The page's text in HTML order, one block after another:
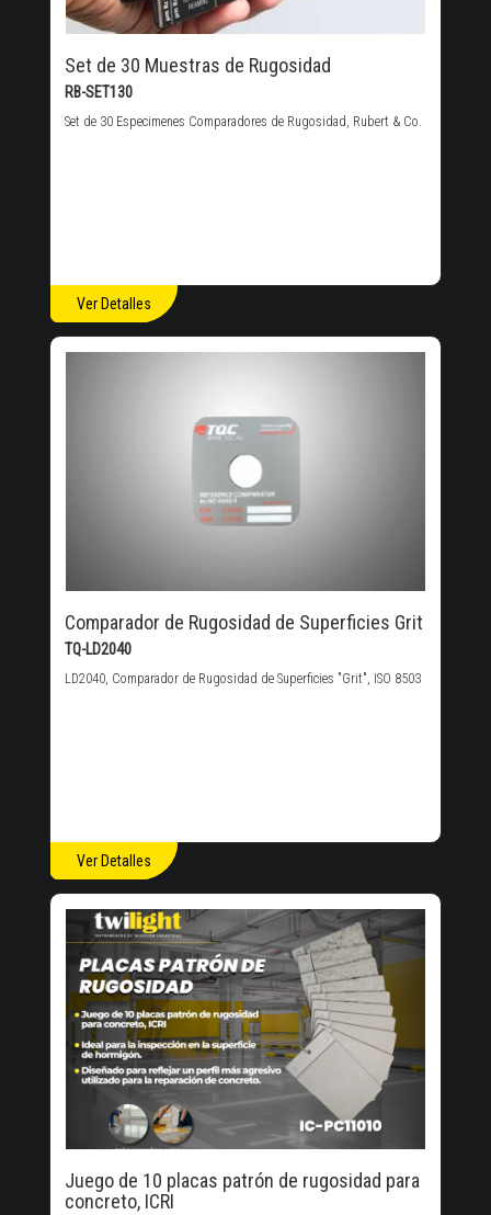
Set de 30 Muestras de Rugosidad
RB-SET130
Set de 30 Especimenes Comparadores de Rugosidad, Rubert & Co.
Ver Detalles
Comparador de Rugosidad de Superficies Grit
TQ-LD2040
LD2040, Comparador de Rugosidad de Superficies "Grit", ISO 8503
Ver Detalles
Juego de 10 placas patrón de rugosidad para
concreto, ICRI